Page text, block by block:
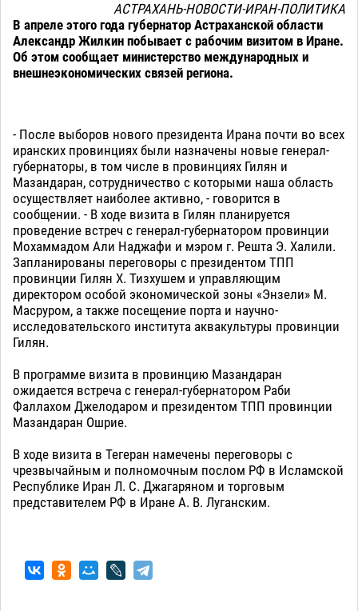
АСТРАХАНЬ-НОВОСТИ-ИРАН-ПОЛИТИКА
В апреле этого года губернатор Астраханской области
Александр Жилкин побывает с рабочим визитом в Иране.
Об этом сообщает министерство международных и
внешнеэкономических связей региона.
- После выборов нового президента Ирана почти во всех
иранских провинциях были назначены новые генерал-
губернаторы, в том числе в провинциях Гилян и
Мазандаран, сотрудничество с которыми наша область
осуществляет наиболее активно, - говорится в
сообщении. - В ходе визита в Гилян планируется
проведение встреч с генерал-губернатором провинции
Мохаммадом Али Наджафи и мэром г. Решта Э. Халили.
Запланированы переговоры с президентом ТПП
провинции Гилян Х. Тизхушем и управляющим
директором особой экономической зоны «Энзели» М.
Масруром, а также посещение порта и научно-
исследовательского института аквакультуры провинции
Гилян.
В программе визита в провинцию Мазандаран
ожидается встреча с генерал-губернатором Раби
Фаллахом Джелодаром и президентом ТПП провинции
Мазандаран Ошрие.
В ходе визита в Тегеран намечены переговоры с
чрезвычайным и полномочным послом РФ в Исламской
Республике Иран Л. С. Джагаряном и торговым
представителем РФ в Иране А. В. Луганским.